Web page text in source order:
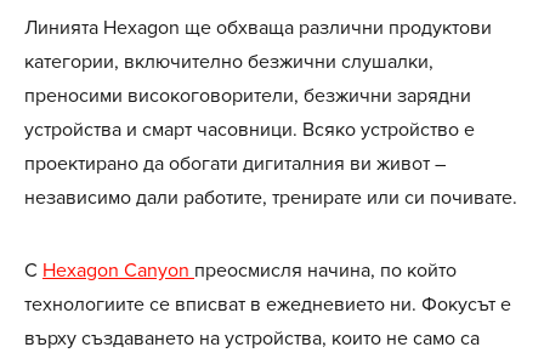
Линията Hexagon ще обхваща различни продуктови
категории, включително безжични слушалки,
преносими високоговорители, безжични зарядни
устройства и смарт часовници. Всяко устройство е
проектирано да обогати дигиталния ви живот –
независимо дали работите, тренирате или си почивате.
С Hexagon Canyon преосмисля начина, по който
технологиите се вписват в ежедневието ни. Фокусът е
върху създаването на устройства, които не само са